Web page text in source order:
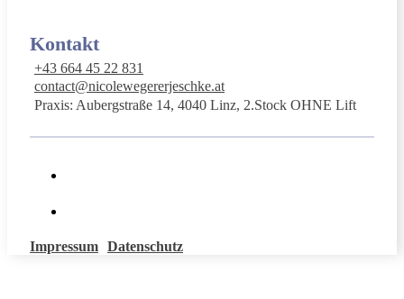
Kontakt
+43 664 45 22 831
contact@nicolewegererjeschke.at
Praxis: Aubergstraße 14, 4040 Linz, 2.Stock OHNE Lift
Impressum Datenschutz